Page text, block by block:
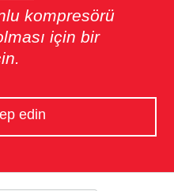
kompresörü
için bir
edin